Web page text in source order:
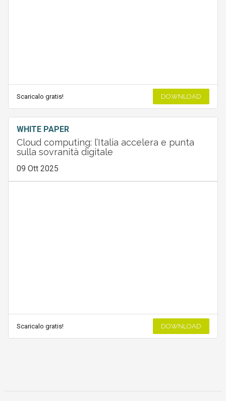
Scaricalo gratis! DOWNLOAD
WHITE PAPER
Cloud computing: l’Italia accelera e punta
sulla sovranità digitale
09 Ott 2025
Scaricalo gratis! DOWNLOAD